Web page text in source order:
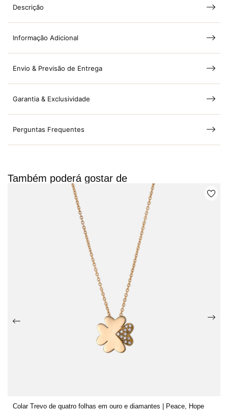
Descrição
Informação Adicional
Envio & Previsão de Entrega
Garantia & Exclusividade
Perguntas Frequentes
Também poderá gostar de
Colar Trevo de quatro folhas em ouro e diamantes | Peace, Hope